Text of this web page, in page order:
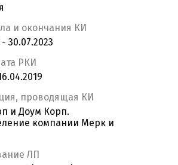
и окончания КИ
30.07.2023
РКИ
проводящая КИ
и Доум Корп.
компании Мерк и
ЛП